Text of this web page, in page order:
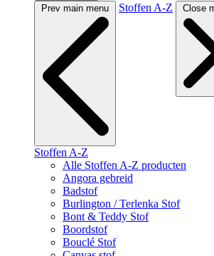
Prev main menu Stoffen A-Z Close
Stoffen A-Z
Alle Stoffen A-Z producten
Angora gebreid
Badstof
Burlington / Terlenka Stof
Bont & Teddy Stof
Boordstof
Bouclé Stof